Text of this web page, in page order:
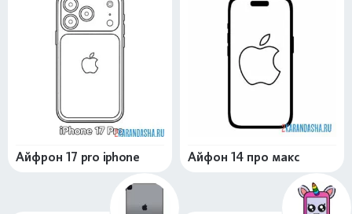
Айфрон 17 pro iphone Айфон 14 про макс